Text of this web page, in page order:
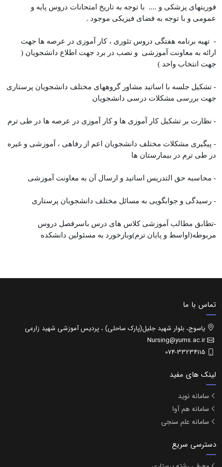
فوریتهای پزشکی و .... با توجه به تاریخ امتحانات دروس پایه و
عمومی و با توجه به فضای فیزیکی موجود .
- تهیه برنامه هفتگی دروس تئوری ، کار آموزی در عرصه ها جهت
ارائه به معاونت آموزشی و نصب در برد جهت اطلاع دانشجویان (
جهت انتخاب واحد )
- تشکیل جلسه با اساتید مشاور گروههای مختلف دانشجویان پرستاری
جهت بررسی مشکلات درسی دانشجویان
- نظارت بر تشکیل کار آموزی ها و کار آموزی در عرصه ها در طی ترم
- پیگیری مشکلات مختلف دانشجویان اعم از رفاهی ، آموزشی و غیره
در طی ترم در بیمارستان ها
- محاسبه حق التدریس اساتید و ارسال آن به معاونت آموزشی
- رسیدگی و جوابگویی به مسائل مختلف دانشجویان پرستاری
-تطابق مطالب آموزشی کلاس های درس باسرفصل دروس
مربوطه(اواسط و پایان ترم)وبازخورد به مسئولین دانشکده
تماس با ما
یاسوج، بلوار شهید جلیل(پارک ساحلی) ، پردیس آموزشی شهید زارعی
Nursing@yums.ac.ir
074-33234115
لینک های مفید
سامانه نوید
سامانه هم آوا
سامانه علم سنجی
دسترسی سریع